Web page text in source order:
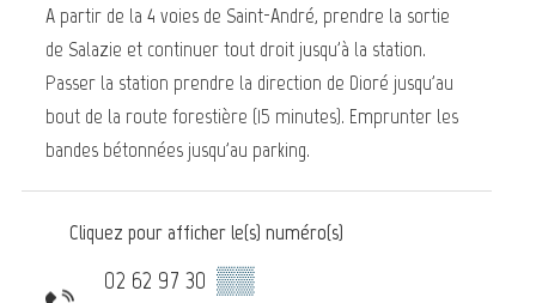
A partir de la 4 voies de Saint-André, prendre la sortie
de Salazie et continuer tout droit jusqu'à la station.
Passer la station prendre la direction de Dioré jusqu'au
bout de la route forestière (15 minutes). Emprunter les
bandes bétonnées jusqu'au parking.
Cliquez pour afficher le(s) numéro(s)
02 62 97 30 ▒▒